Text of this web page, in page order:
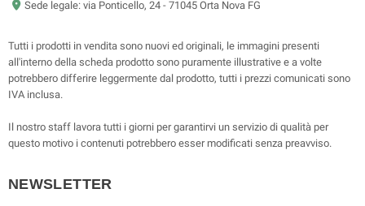
Sede legale: via Ponticello, 24 - 71045 Orta Nova FG
Tutti i prodotti in vendita sono nuovi ed originali, le immagini presenti
all'interno della scheda prodotto sono puramente illustrative e a volte
potrebbero differire leggermente dal prodotto, tutti i prezzi comunicati sono
IVA inclusa.
Il nostro staff lavora tutti i giorni per garantirvi un servizio di qualità per
questo motivo i contenuti potrebbero esser modificati senza preavviso.
NEWSLETTER